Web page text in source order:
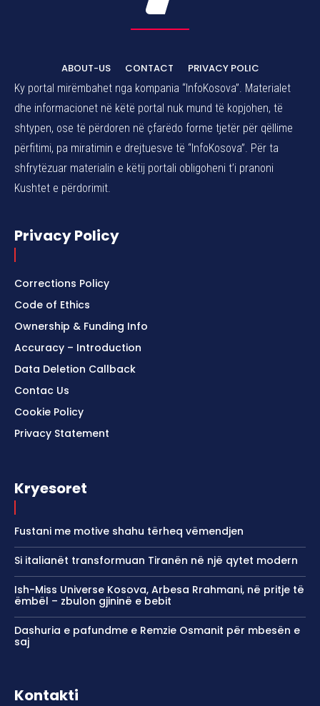
ABOUT-US CONTACT
PRIVACY POLIC
Ky portal mirëmbahet nga kompania “InfoKosova”. Materialet
dhe informacionet në këtë portal nuk mund të kopjohen, të
shtypen, ose të përdoren në çfarëdo forme tjetër për qëllime
përfitimi, pa miratimin e drejtuesve të “InfoKosova”. Për ta
shfrytëzuar materialin e këtij portali obligoheni t’i pranoni
Kushtet e përdorimit.
Privacy Policy
Corrections Policy
Code of Ethics
Ownership & Funding Info
Accuracy – Introduction
Data Deletion Callback
Contac Us
Cookie Policy
Privacy Statement
Kryesoret
Fustani me motive shahu tërheq vëmendjen
Si italianët transformuan Tiranën në një qytet modern
Ish-Miss Universe Kosova, Arbesa Rrahmani, në pritje të
ëmbël – zbulon gjininë e bebit
Dashuria e pafundme e Remzie Osmanit për mbesën e
saj
Kontakti